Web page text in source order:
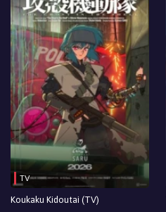
Episodio 7
Episodio 6
Episodio 5
Episodio 4
Episodio 3
Episodio 2
Episodio 1
TV
Koukaku Kidoutai (TV)